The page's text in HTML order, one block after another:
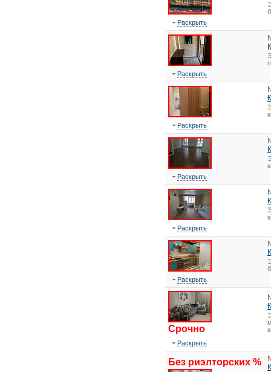
Раскрыть
Раскрыть
Раскрыть
Раскрыть
Раскрыть
Раскрыть
Срочно
Раскрыть
Без риэлторских %